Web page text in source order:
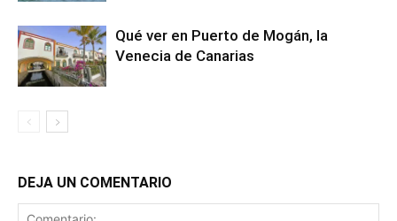
Qué ver en Puerto de Mogán, la
Venecia de Canarias
DEJA UN COMENTARIO